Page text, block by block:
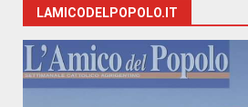
LAMICODELPOPOLO.IT